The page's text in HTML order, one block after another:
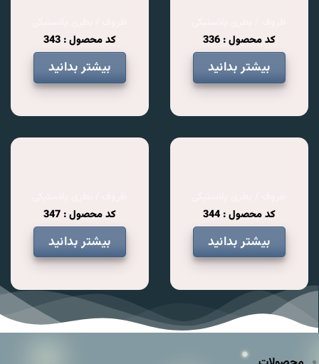
کد محصول : 336
بیشتر بدانید
کد محصول : 343
بیشتر بدانید
کد محصول : 344
بیشتر بدانید
کد محصول : 347
بیشتر بدانید